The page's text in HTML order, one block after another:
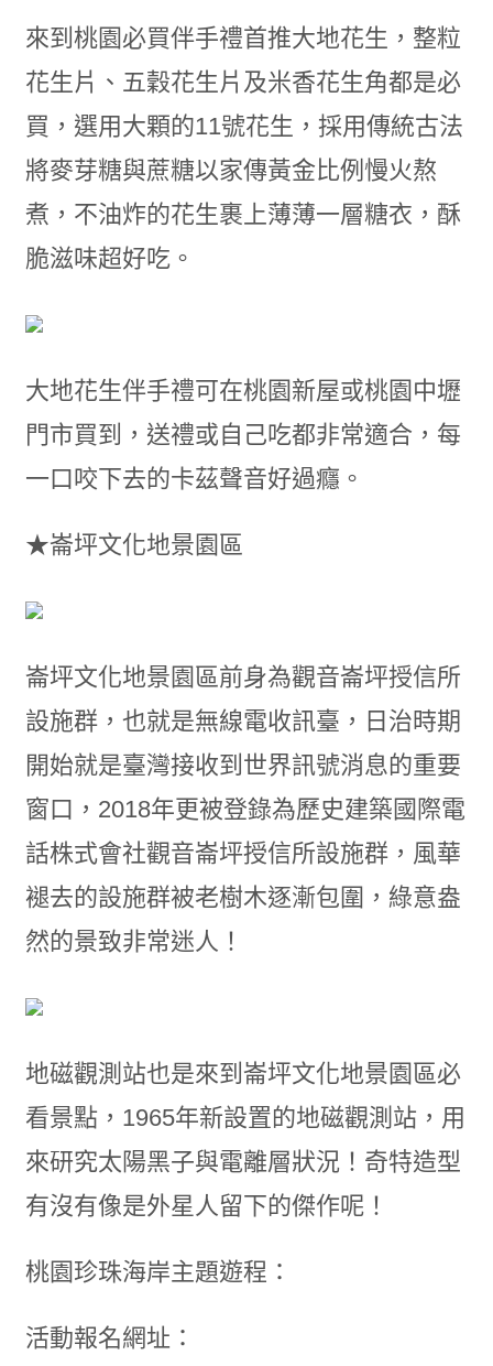
來到桃園必買伴手禮首推大地花生，整粒
花生片、五穀花生片及米香花生角都是必
買，選用大顆的11號花生，採用傳統古法
將麥芽糖與蔗糖以家傳黃金比例慢火熬
煮，不油炸的花生裹上薄薄一層糖衣，酥
脆滋味超好吃。
大地花生伴手禮可在桃園新屋或桃園中壢
門市買到，送禮或自己吃都非常適合，每
一口咬下去的卡茲聲音好過癮。
★崙坪文化地景園區
崙坪文化地景園區前身為觀音崙坪授信所
設施群，也就是無線電收訊臺，日治時期
開始就是臺灣接收到世界訊號消息的重要
窗口，2018年更被登錄為歷史建築國際電
話株式會社觀音崙坪授信所設施群，風華
褪去的設施群被老樹木逐漸包圍，綠意盎
然的景致非常迷人！
地磁觀測站也是來到崙坪文化地景園區必
看景點，1965年新設置的地磁觀測站，用
來研究太陽黑子與電離層狀況！奇特造型
有沒有像是外星人留下的傑作呢！
桃園珍珠海岸主題遊程：
活動報名網址：